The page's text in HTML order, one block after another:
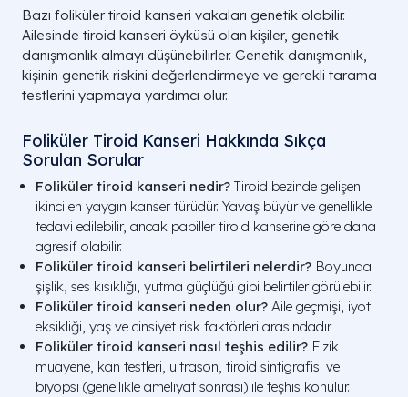
Bazı foliküler tiroid kanseri vakaları genetik olabilir.
Ailesinde tiroid kanseri öyküsü olan kişiler, genetik
danışmanlık almayı düşünebilirler. Genetik danışmanlık,
kişinin genetik riskini değerlendirmeye ve gerekli tarama
testlerini yapmaya yardımcı olur.
Foliküler Tiroid Kanseri Hakkında Sıkça
Sorulan Sorular
Foliküler tiroid kanseri nedir? Tiroid bezinde gelişen
ikinci en yaygın kanser türüdür. Yavaş büyür ve genellikle
tedavi edilebilir, ancak papiller tiroid kanserine göre daha
agresif olabilir.
Foliküler tiroid kanseri belirtileri nelerdir? Boyunda
şişlik, ses kısıklığı, yutma güçlüğü gibi belirtiler görülebilir.
Foliküler tiroid kanseri neden olur? Aile geçmişi, iyot
eksikliği, yaş ve cinsiyet risk faktörleri arasındadır.
Foliküler tiroid kanseri nasıl teşhis edilir? Fizik
muayene, kan testleri, ultrason, tiroid sintigrafisi ve
biyopsi (genellikle ameliyat sonrası) ile teşhis konulur.